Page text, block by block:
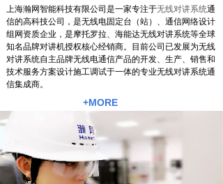
上海瀚网智能科技有限公司是一家专注于无线对讲系统通
信的高科技公司，是无线电固定台（站）、通信网络设计
组网资质企业，是摩托罗拉、海能达无线对讲系统等全球
知名品牌对讲机授权核心经销商。目前公司已发展为无线
对讲系统自主品牌无线电通信产品的开发、生产、销售和
技术服务方案设计施工调试于一体的专业无线对讲系统通
信集成商。
+MORE